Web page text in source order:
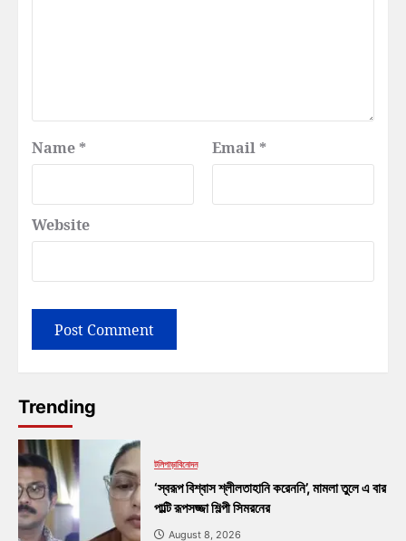
Name * Email *
Website
Trending
টলিপাড়াবিনোদন
‘স্বরূপ বিশ্বাস শ্লীলতাহানি করেননি’, মামলা তুলে এ বার
পাল্টি রূপসজ্জা শিল্পী সিমরনের
August 8, 2026